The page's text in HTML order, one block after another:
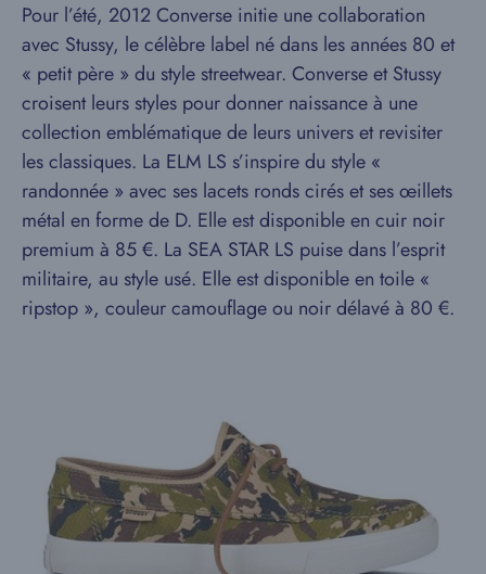
Pour l’été, 2012 Converse initie une collaboration
avec Stussy, le célèbre label né dans les années 80 et
« petit père » du style streetwear. Converse et Stussy
croisent leurs styles pour donner naissance à une
collection emblématique de leurs univers et revisiter
les classiques. La ELM LS s’inspire du style «
randonnée » avec ses lacets ronds cirés et ses œillets
métal en forme de D. Elle est disponible en cuir noir
premium à 85 €. La SEA STAR LS puise dans l’esprit
militaire, au style usé. Elle est disponible en toile «
ripstop », couleur camouflage ou noir délavé à 80 €.